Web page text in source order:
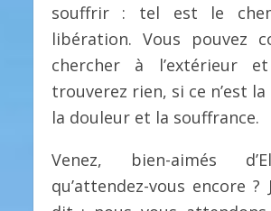
souffrir : tel est le
libération. Vous pouvez
chercher à l’extérieur
trouverez rien, si ce n’est
la douleur et la souffrance.
Venez, bien-aimés
qu’attendez-vous encore ?